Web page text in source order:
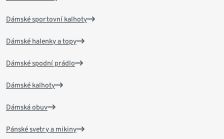
Dámské sportovní kalhoty
Dámské halenky a topy
Dámské spodní prádlo
Dámské kalhoty
Dámská obuv
Pánské svetry a mikiny